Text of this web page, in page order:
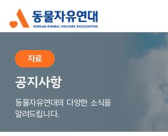
자료
공지사항
동물자유연대의 다양한 소식을
알려드립니다.